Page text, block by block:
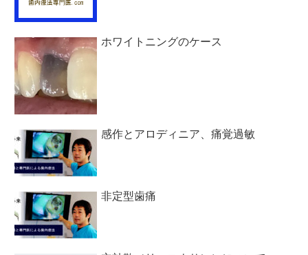
ホワイトニングのケース
感作とアロディニア、痛覚過敏
非定型歯痛